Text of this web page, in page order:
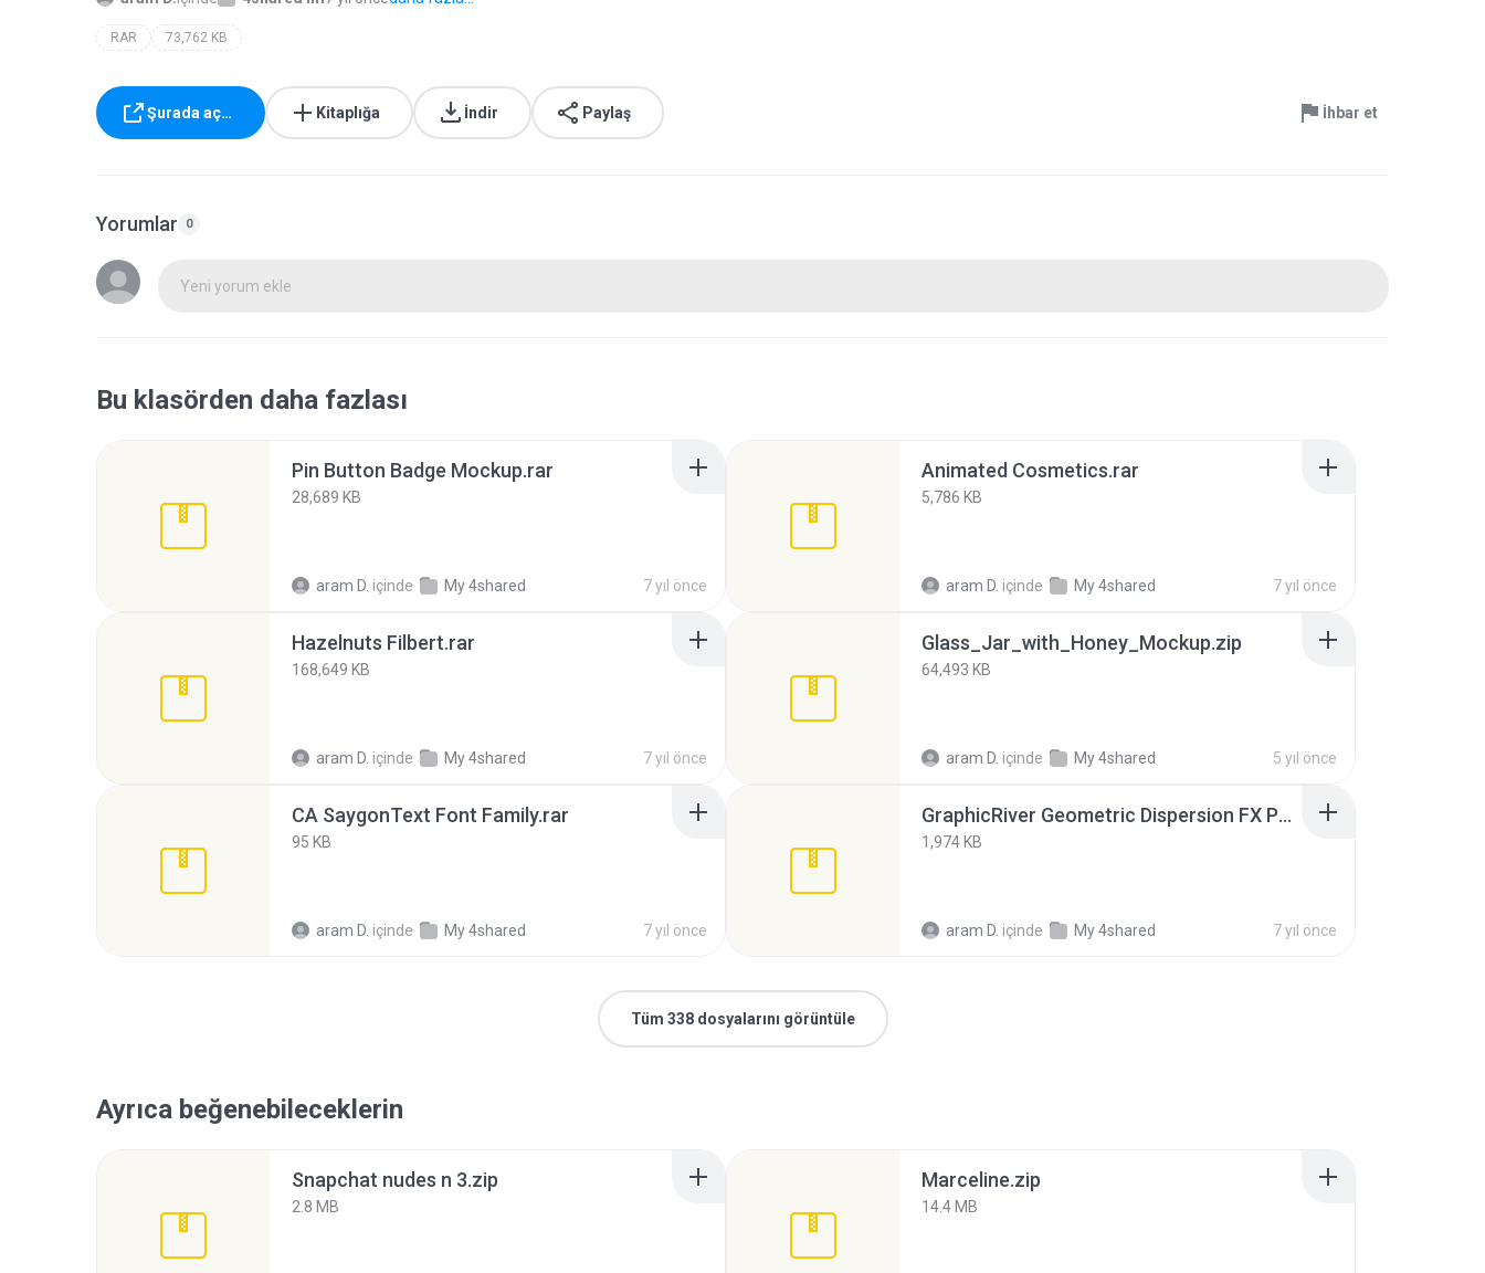
RAR 73,762 KB
Şurada aç… Kitaplığa İndir Paylaş İhbar et
Yorumlar 0
Yeni yorum ekle
Bu klasörden daha fazlası
Pin Button Badge Mockup.rar
28,689 KB
aram D. içinde My 4shared 7 yıl önce
Animated Cosmetics.rar
5,786 KB
aram D. içinde My 4shared 7 yıl önce
Hazelnuts Filbert.rar
168,649 KB
aram D. içinde My 4shared 7 yıl önce
Glass_Jar_with_Honey_Mockup.zip
64,493 KB
aram D. içinde My 4shared 5 yıl önce
CA SaygonText Font Family.rar
95 KB
aram D. içinde My 4shared 7 yıl önce
GraphicRiver Geometric Dispersion FX Photoshop.rar
1,974 KB
aram D. içinde My 4shared 7 yıl önce
Tüm 338 dosyalarını görüntüle
Ayrıca beğenebileceklerin
Snapchat nudes n 3.zip
2.8 MB
Marceline.zip
14.4 MB